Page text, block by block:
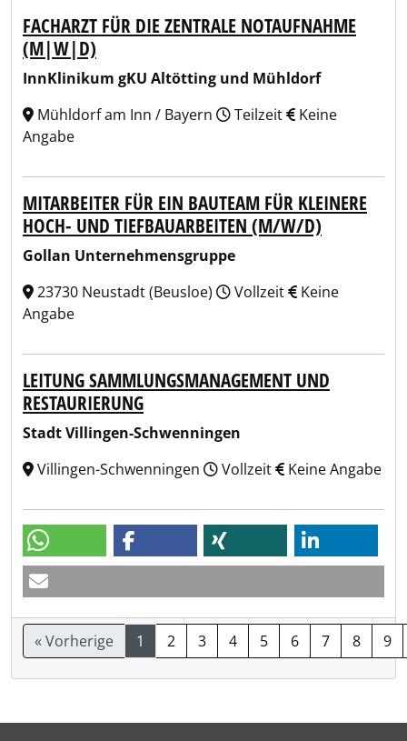
FACHARZT FÜR DIE ZENTRALE NOTAUFNAHME
(M|W|D)
InnKlinikum gKU Altötting und Mühldorf
Mühldorf am Inn / Bayern
Teilzeit
Keine
Angabe
MITARBEITER FÜR EIN BAUTEAM FÜR KLEINERE
HOCH- UND TIEFBAUARBEITEN (M/W/D)
Gollan Unternehmensgruppe
23730 Neustadt (Beusloe)
Vollzeit
Keine
Angabe
LEITUNG SAMMLUNGSMANAGEMENT UND
RESTAURIERUNG
Stadt Villingen-Schwenningen
Villingen-Schwenningen
Vollzeit Keine Angabe
« Vorherige 1 2 3 4 5 6 7 8 9